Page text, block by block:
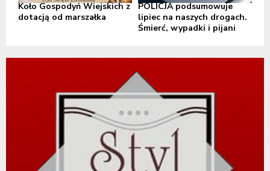
Koło Gospodyń Wiejskich z
dotacją od marszałka
POLICJA podsumowuje
lipiec na naszych drogach.
Śmierć, wypadki i pijani